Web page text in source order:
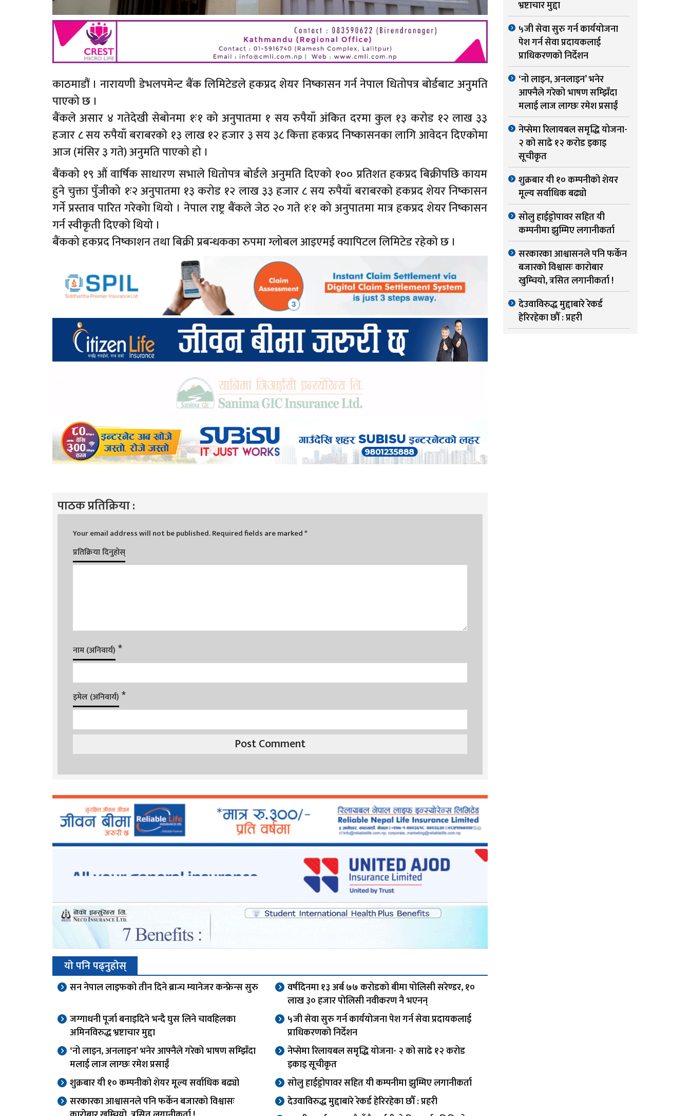
काठमाडौं । नारायणी डेभलपमेन्ट बैंक लिमिटेडले हकप्रद शेयर निष्कासन गर्न नेपाल धितोपत्र बोर्डबाट अनुमति
पाएको छ ।
बैंकले असार ४ गतेदेखी सेबोनमा १ः१ को अनुपातमा १ सय रुपैयाँ अंकित दरमा कुल १३ करोड १२ लाख ३३
हजार ८ सय रुपैयाँ बराबरको १३ लाख १२ हजार ३ सय ३८ कित्ता हकप्रद निष्कासनका लागि आवेदन दिएकोमा
आज (मंसिर ३ गते) अनुमति पाएको हो ।
बैंकको १९ औं वार्षिक साधारण सभाले धितोपत्र बोर्डले अनुमति दिएको १०० प्रतिशत हकप्रद बिक्रीपछि कायम
हुने चुक्ता पुँजीको १ः२ अनुपातमा १३ करोड १२ लाख ३३ हजार ८ सय रुपैयाँ बराबरको हकप्रद शेयर निष्कासन
गर्ने प्रस्ताव पारित गरेकोा थियो । नेपाल राष्ट्र बैंकले जेठ २० गते १ः१ को अनुपातमा मात्र हकप्रद शेयर निष्कासन
गर्न स्वीकृती दिएको थियो ।
बैंकको हकप्रद निष्काशन तथा बिक्री प्रबन्धकका रुपमा ग्लोबल आइएमई क्यापिटल लिमिटेड रहेको छ ।
पाठक प्रतिक्रिया :
Your email address will not be published.Required fields are marked*
प्रतिक्रिया दिनुहोस्
नाम (अनिवार्य) *
इमेल (अनिवार्य) *
यो पनि पढ्नुहोस्
सन नेपाल लाइफको तीन दिने ब्रान्च म्यानेजर कन्फ्रेन्स सुरु
वर्षदिनमा १३ अर्ब ७७ करोडको बीमा पोलिसी सरेण्डर, १०
लाख ३० हजार पोलिसी नवीकरण नै भएनन्
जग्गाधनी पूर्जा बनाइदिने भन्दै घुस लिने चावहिलका
अमिनविरुद्ध भ्रष्टाचार मुद्दा
५जी सेवा सुरु गर्न कार्ययोजना पेश गर्न सेवा प्रदायकलाई
प्राधिकरणको निर्देशन
‘नो लाइन, अनलाइन’ भनेर आफ्नैले गरेको भाषण सम्झिँदा
मलाई लाज लाग्छः रमेश प्रसाईं
नेप्सेमा रिलायबल समृद्धि योजना- २ को साढे १२ करोड
इकाइ सूचीकृत
शुक्रबार यी १० कम्पनीको शेयर मूल्य सर्वाधिक बढ्यो
सोलु हाईड्रोपावर सहित यी कम्पनीमा झुम्मिए लगानीकर्ता
सरकारका आश्वासनले पनि फर्केन बजारको विश्वासः
देउवाविरुद्ध मुद्दाबारे रेकर्ड हेरिरहेका छौँ : प्रहरी
भ्रष्टाचार मुद्दा
५जी सेवा सुरु गर्न कार्ययोजना
पेश गर्न सेवा प्रदायकलाई
प्राधिकरणको निर्देशन
‘नो लाइन, अनलाइन’ भनेर
आफ्नैले गरेको भाषण सम्झिँदा
मलाई लाज लाग्छः रमेश प्रसाईं
नेप्सेमा रिलायबल समृद्धि योजना-
२ को साढे १२ करोड इकाइ
सूचीकृत
शुक्रबार यी १० कम्पनीको शेयर
मूल्य सर्वाधिक बढ्यो
सोलु हाईड्रोपावर सहित यी
कम्पनीमा झुम्मिए लगानीकर्ता
सरकारका आश्वासनले पनि फर्केन
बजारको विश्वासः कारोबार
खुम्चियो, त्रसित लगानीकर्ता !
देउवाविरुद्ध मुद्दाबारे रेकर्ड
हेरिरहेका छौँ : प्रहरी